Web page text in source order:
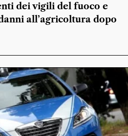
dei vigili del fuoco e
all’agricoltura dopo